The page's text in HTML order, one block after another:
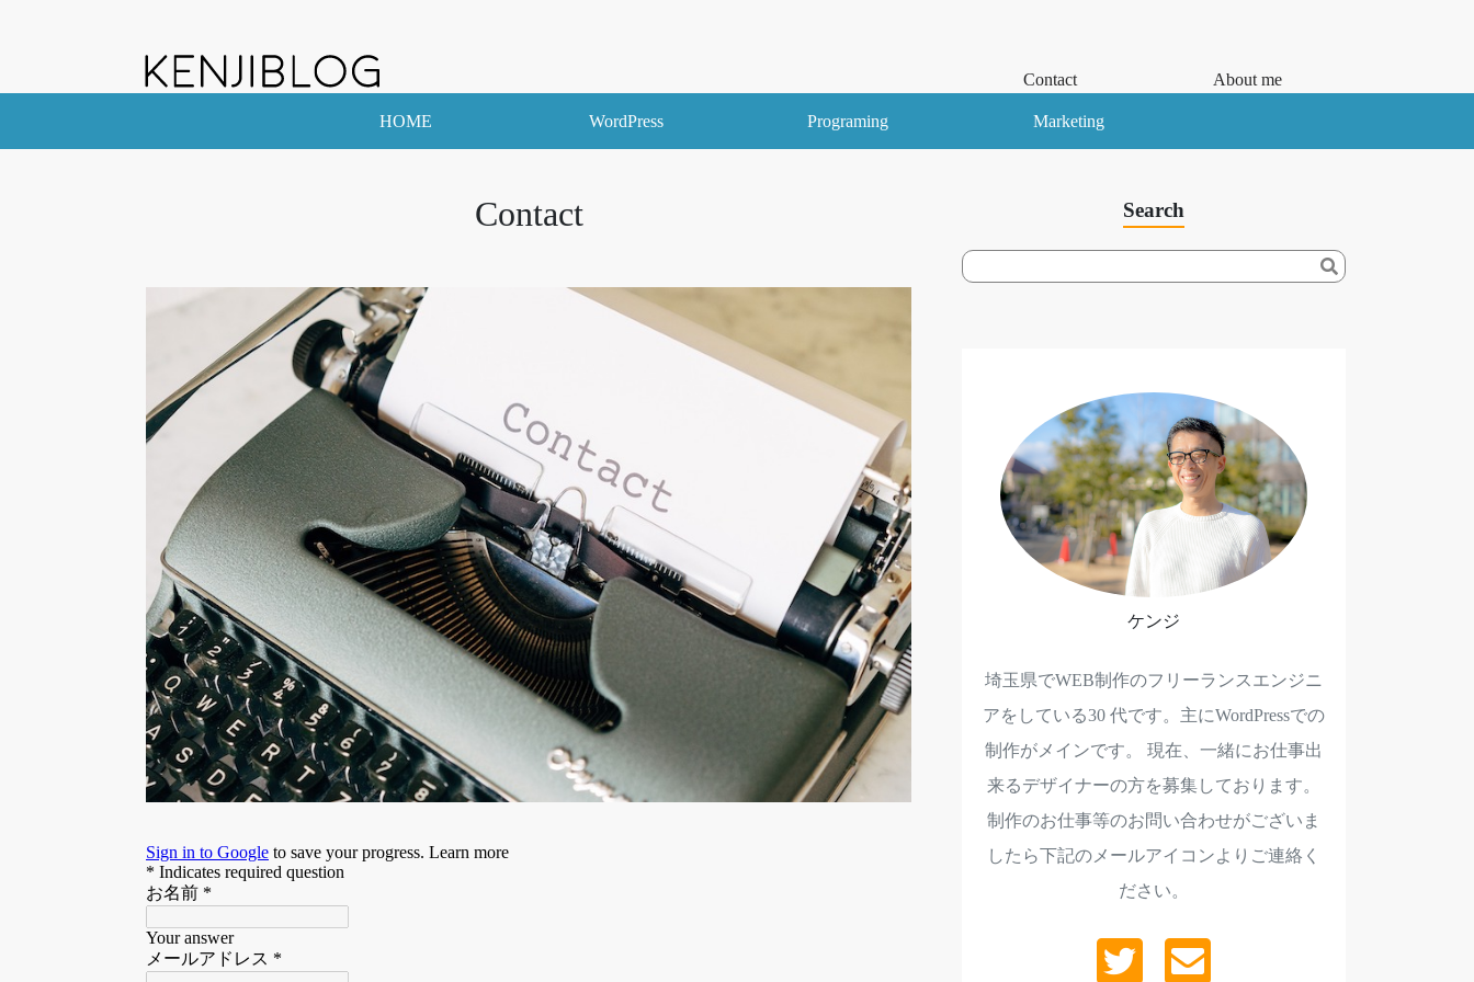
Contact About me
HOME WordPress Programing Marketing
Contact Search
ケンジ
埼玉県でWEB制作のフリーランスエンジニ
アをしている30 代です。主にWordPressでの
制作がメインです。 現在、一緒にお仕事出
来るデザイナーの方を募集しております。
制作のお仕事等のお問い合わせがございま
したら下記のメールアイコンよりご連絡く
ださい。